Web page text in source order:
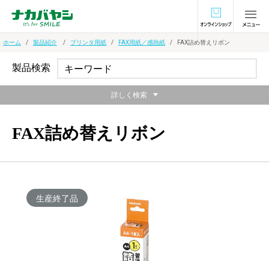
オンラインショ
ホーム 製品紹介 プリンタ用紙 FAX用紙／感熱紙 FAX詰め替えリボン
FAX詰め替えリボン
生産終了品
製品検索
詳しく検索